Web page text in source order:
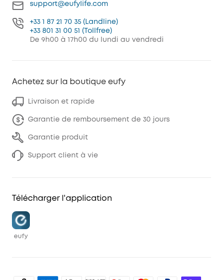
support@eufylife.com
+33 1 87 21 70 35 (Landline)
+33 801 31 00 51 (Tollfree)
De 9h00 à 17h00 du lundi au vendredi
Achetez sur la boutique eufy
Livraison et rapide
Garantie de remboursement de 30 jours
Garantie produit
Support client à vie
Télécharger l'application
eufy